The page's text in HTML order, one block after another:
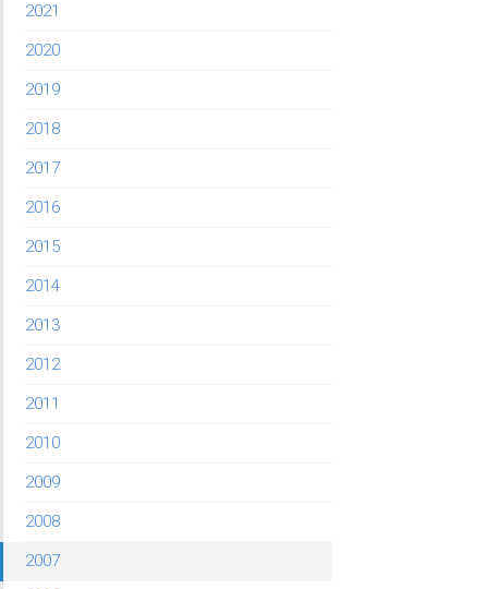
2021
2020
2019
2018
2017
2016
2015
2014
2013
2012
2011
2010
2009
2008
2007